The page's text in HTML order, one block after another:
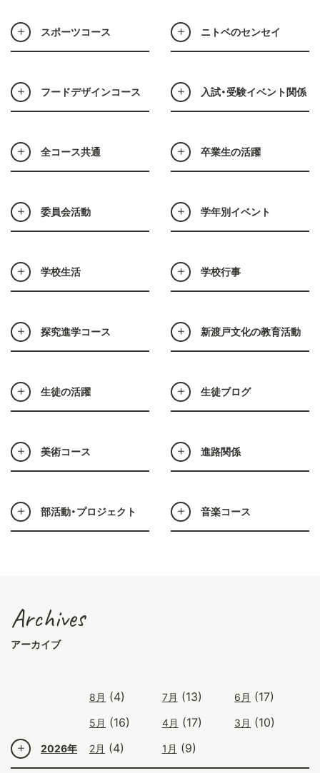
スポーツコース ニトベのセンセイ
フードデザインコース 入試・受験イベント関係
全コース共通 卒業生の活躍
委員会活動 学年別イベント
学校生活 学校行事
探究進学コース 新渡戸文化の教育活動
生徒の活躍 生徒ブログ
美術コース 進路関係
部活動・プロジェクト 音楽コース
Archives
アーカイブ
2026年
8月 (4) 7月 (13) 6月 (17)
5月 (16) 4月 (17) 3月 (10)
2月 (4) 1月 (9)